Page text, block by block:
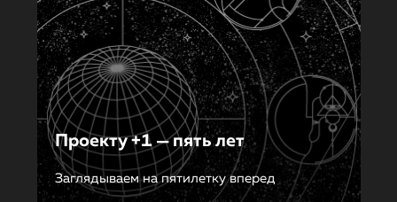
Проекту +1 — пять лет
Заглядываем на пятилетку вперед